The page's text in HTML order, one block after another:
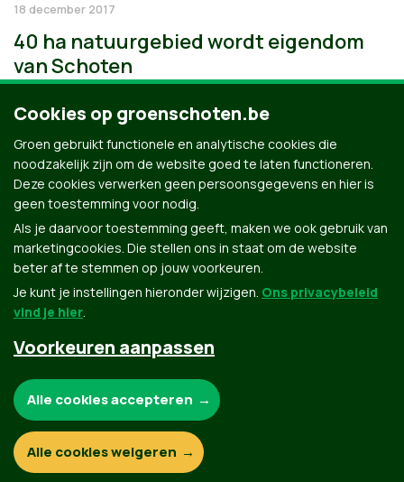
18 december 2017
40 ha natuurgebied wordt eigendom
van Schoten
Groen.be
© Copyright Groen 2026 | Gemaakt met NationBuilder
Contact Privacybeleid
Cookies op groenschoten.be
Groen gebruikt functionele en analytische cookies die
noodzakelijk zijn om de website goed te laten functioneren.
Deze cookies verwerken geen persoonsgegevens en hier is
geen toestemming voor nodig.
Als je daarvoor toestemming geeft, maken we ook gebruik van
marketingcookies. Die stellen ons in staat om de website
beter af te stemmen op jouw voorkeuren.
Je kunt je instellingen hieronder wijzigen. Ons privacybeleid
vind je hier.
Voorkeuren aanpassen
Functionele en analytische cookies:
Alle cookies accepteren
Alle cookies weigeren